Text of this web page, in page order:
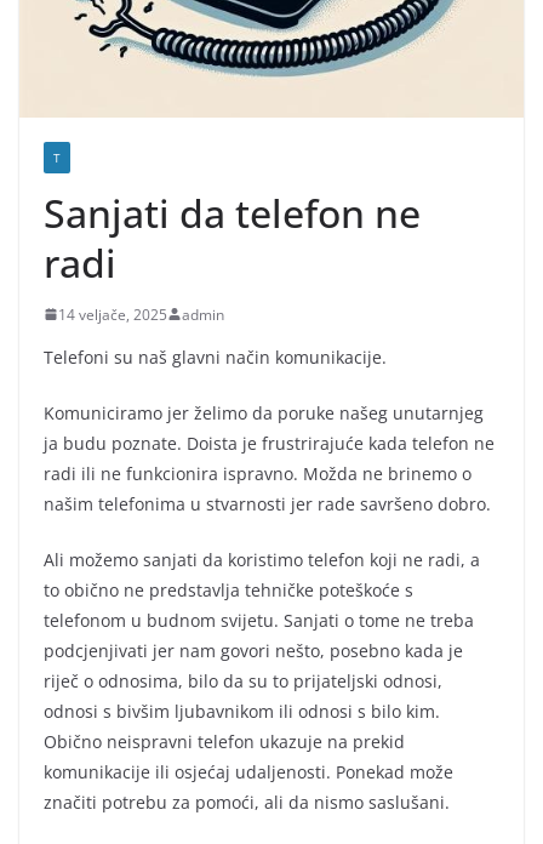
T
Sanjati da telefon ne
radi
14 veljače, 2025 admin
Telefoni su naš glavni način komunikacije.
Komuniciramo jer želimo da poruke našeg unutarnjeg
ja budu poznate. Doista je frustrirajuće kada telefon ne
radi ili ne funkcionira ispravno. Možda ne brinemo o
našim telefonima u stvarnosti jer rade savršeno dobro.
Ali možemo sanjati da koristimo telefon koji ne radi, a
to obično ne predstavlja tehničke poteškoće s
telefonom u budnom svijetu. Sanjati o tome ne treba
podcjenjivati jer nam govori nešto, posebno kada je
riječ o odnosima, bilo da su to prijateljski odnosi,
odnosi s bivšim ljubavnikom ili odnosi s bilo kim.
Obično neispravni telefon ukazuje na prekid
komunikacije ili osjećaj udaljenosti. Ponekad može
značiti potrebu za pomoći, ali da nismo saslušani.